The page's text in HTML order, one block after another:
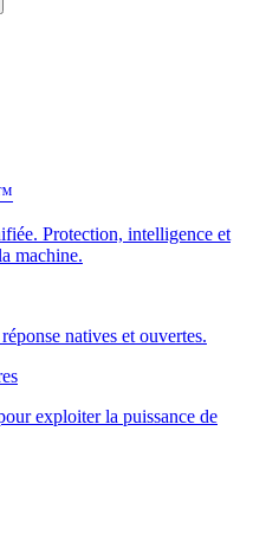
Protection, intelligence et
machine.
natives et ouvertes.
exploiter la puissance de